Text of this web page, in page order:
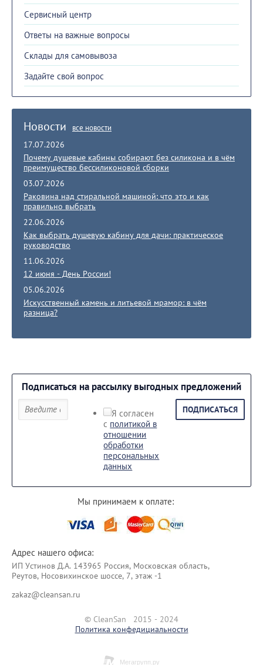
Сервисный центр
Ответы на важные вопросы
Склады для самовывоза
Задайте свой вопрос
Новости все новости
17.07.2026
Почему душевые кабины собирают без силикона и в чём
преимущество бессиликоновой сборки
03.07.2026
Раковина над стиральной машиной: что это и как
правильно выбрать
22.06.2026
Как выбрать душевую кабину для дачи: практическое
руководство
11.06.2026
12 июня - День России!
05.06.2026
Искусственный камень и литьевой мрамор: в чём
разница?
Подписаться на рассылку выгодных предложений
Я согласен
с политикой в
отношении
обработки
персональных
данных
ПОДПИСАТЬСЯ
Мы принимаем к оплате:
Адрес нашего офиса:
ИП Уcтинoв Д.А. 143965 Россия, Московская область,
Реутов, Носовихинское шоссе, 7, этаж -1
zakaz@cleansan.ru
© CleanSan 2015 - 2024
Политика конфедициальности